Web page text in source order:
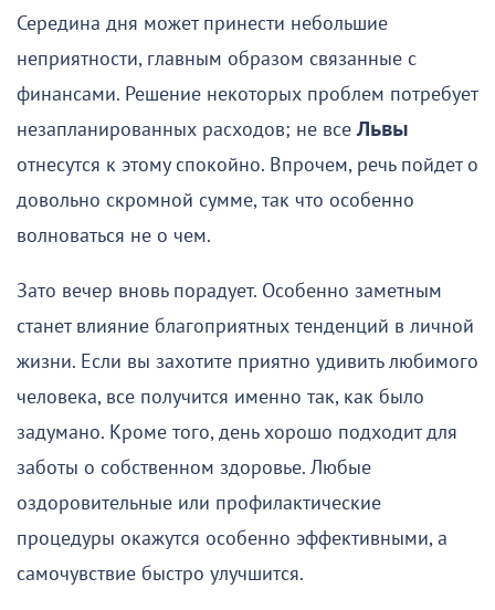
Середина дня может принести небольшие
неприятности, главным образом связанные с
финансами. Решение некоторых проблем потребует
незапланированных расходов; не всеЛьвы
отнесутся к этому спокойно. Впрочем, речь пойдет о
довольно скромной сумме, так что особенно
волноваться не о чем.
Зато вечер вновь порадует. Особенно заметным
станет влияние благоприятных тенденций в личной
жизни. Если вы захотите приятно удивить любимого
человека, все получится именно так, как было
задумано. Кроме того, день хорошо подходит для
заботы о собственном здоровье. Любые
оздоровительные или профилактические
процедуры окажутся особенно эффективными, а
самочувствие быстро улучшится.